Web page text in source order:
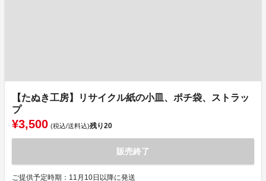
【たぬき工房】リサイクル紙の小皿、ポチ袋、ストラッ
プ
¥3,500 (税込/送料込)残り20
販売終了
ご提供予定時期：11月10日以降に発送